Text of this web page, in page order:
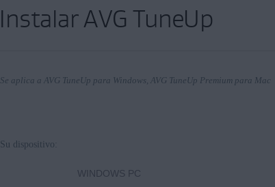
Instalar AVG TuneUp
Se aplica a AVG TuneUp para Windows, AVG TuneUp Premium para Mac
Productos:
Su dispositivo:
WINDOWS PC